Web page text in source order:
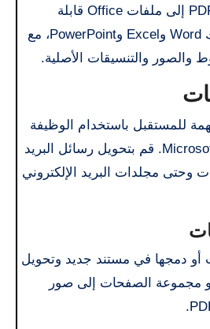
قم بتحويل ملفات PDF إلى ملفات Office قابلة
للتحرير، بما في ذلك Word وExcel وPowerPoint، مع
والصور والتنسيقات الأصلية.
للمستقبل باستخدام الوظيفة
الإضافية Microsoft Outlook. قم بتحويل رسائل البريد
وحتى مجلدات البريد الإلكتروني
أو دمجها في مستند جديد وتحويل
مجموعة الصفحات إلى صور